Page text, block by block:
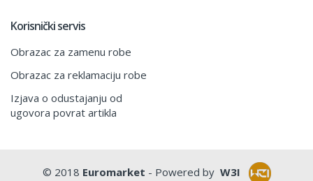
Korisnički servis
Obrazac za zamenu robe
Obrazac za reklamaciju robe
Izjava o odustajanju od
ugovora povrat artikla
© 2018 Euromarket - Powered by W3I